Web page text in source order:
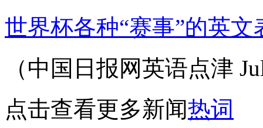
世界杯各种“赛事”的英文
（中国日报网英语点津
点击查看更多新闻热词